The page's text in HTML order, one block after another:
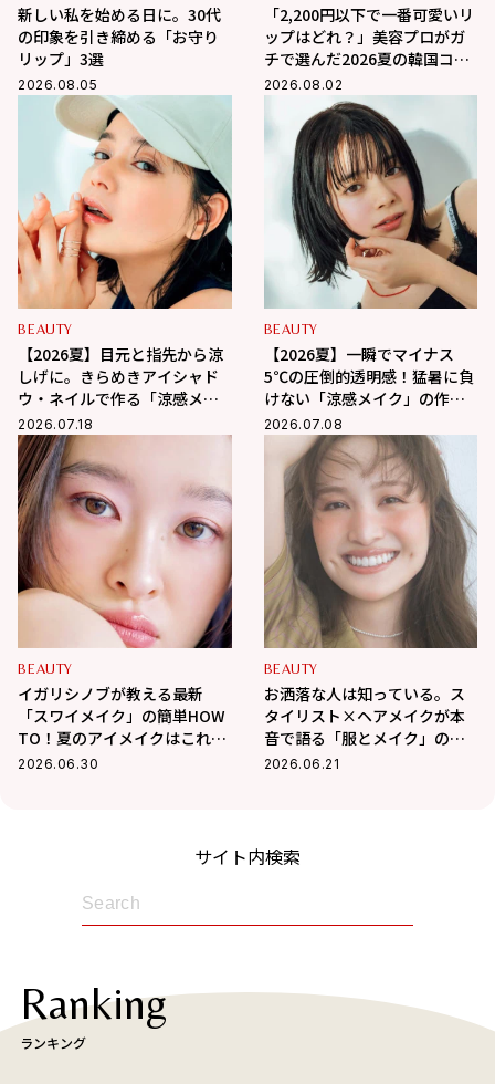
新しい私を始める日に。30代
の印象を引き締める「お守り
リップ」3選
2026.08.05
「2,200円以下で一番可愛いリ
ップはどれ？」美容プロがガ
チで選んだ2026夏の韓国コス
メ3選
2026.08.02
BEAUTY
【2026夏】目元と指先から涼
しげに。きらめきアイシャド
ウ・ネイルで作る「涼感メイ
ク」
2026.07.18
BEAUTY
【2026夏】一瞬でマイナス
5℃の圧倒的透明感！猛暑に負
けない「涼感メイク」の作り
方
2026.07.08
BEAUTY
イガリシノブが教える最新
「スワイメイク」の簡単HOW
TO！夏のアイメイクはこれで
決まり！
2026.06.30
BEAUTY
お洒落な人は知っている。ス
タイリスト×ヘアメイクが本
音で語る「服とメイク」の法
則
2026.06.21
サイト内検索
Ranking
ランキング